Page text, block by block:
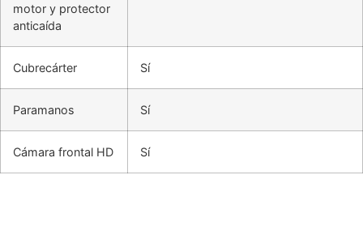
motor y protector
anticaída
Cubrecárter Sí
Paramanos Sí
Cámara frontal HD Sí